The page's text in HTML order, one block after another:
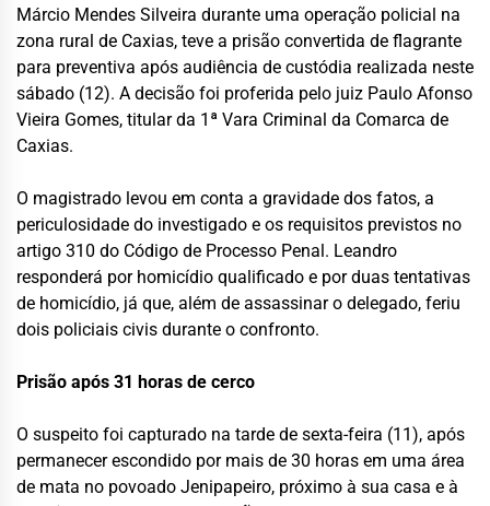
Márcio Mendes Silveira durante uma operação policial na
zona rural de Caxias, teve a prisão convertida de flagrante
para preventiva após audiência de custódia realizada neste
sábado (12). A decisão foi proferida pelo juiz Paulo Afonso
Vieira Gomes, titular da 1ª Vara Criminal da Comarca de
Caxias.
O magistrado levou em conta a gravidade dos fatos, a
periculosidade do investigado e os requisitos previstos no
artigo 310 do Código de Processo Penal. Leandro
responderá por homicídio qualificado e por duas tentativas
de homicídio, já que, além de assassinar o delegado, feriu
dois policiais civis durante o confronto.
Prisão após 31 horas de cerco
O suspeito foi capturado na tarde de sexta-feira (11), após
permanecer escondido por mais de 30 horas em uma área
de mata no povoado Jenipapeiro, próximo à sua casa e à